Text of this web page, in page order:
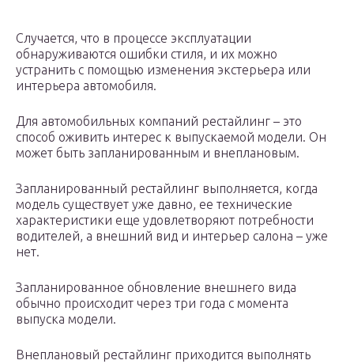
Случается, что в процессе эксплуатации
обнаруживаются ошибки стиля, и их можно
устранить с помощью изменения экстерьера или
интерьера автомобиля.
Для автомобильных компаний рестайлинг – это
способ оживить интерес к выпускаемой модели. Он
может быть запланированным и внеплановым.
Запланированный рестайлинг выполняется, когда
модель существует уже давно, ее технические
характеристики еще удовлетворяют потребности
водителей, а внешний вид и интерьер салона – уже
нет.
Запланированное обновление внешнего вида
обычно происходит через три года с момента
выпуска модели.
Внеплановый рестайлинг приходится выполнять